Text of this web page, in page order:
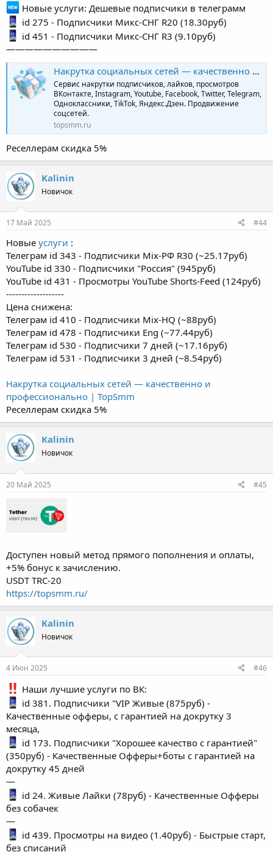
Новые услуги: Дешевые подписчики в телеграмм
id 275 - Подписчики Микс-СНГ R20 (18.30руб)
id 451 - Подписчики Микс-СНГ R3 (9.10руб)
——————————
Накрутка социальных сетей — качественно и профессионально | TopSmm
Сервис накрутки подписчиков, лайков, просмотров
ВКонтакте, Instagram, Youtube, Facebook, Twitter, Telegram,
Одноклассники, TikTok, Яндекс.Дзен. Продвижение
соцсетей.
topsmm.ru
Реселлерам скидка 5%
Kalinin
Новичок
17 Май 2025 #44
Новые услуги :
Телеграм id 343 - Подписчики Mix-РФ R30 (~25.17руб)
YouTube id 330 - Подписчики "Россия" (945руб)
YouTube id 431 - Просмотры YouTube Shorts-Feed (124руб)
-------------------
Цена снижена:
Телеграм id 410 - Подписчики Mix-HQ (~88руб)
Телеграм id 478 - Подписчики Eng (~77.44руб)
Телеграм id 530 - Подписчики 7 дней (~17.16руб)
Телеграм id 531 - Подписчики 3 дней (~8.54руб)
Накрутка социальных сетей — качественно и
профессионально | TopSmm
Реселлерам скидка 5%
Kalinin
Новичок
20 Май 2025 #45
Доступен новый метод прямого пополнения и оплаты,
+5% бонус к зачислению.
USDT TRC-20
https://topsmm.ru/
Kalinin
Новичок
4 Июн 2025 #46
Наши лучшие услуги по ВК:
id 381. Подписчики "VIP Живые (875руб) -
Качественные офферы, с гарантией на докрутку 3
месяца,
id 173. Подписчики "Хорошее качество с гарантией"
(350руб) - Качественные Офферы+боты с гарантией на
докрутку 45 дней
—
id 24. Живые Лайки (78руб) - Качественные Офферы
без собачек
—
id 439. Просмотры на видео (1.40руб) - Быстрые старт,
без списаний